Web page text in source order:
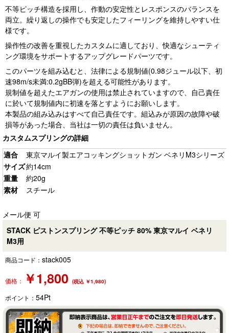
不等ピッチ構造を採用し、作動の安定性とレスポンスのバランスを
両立。繰り返しの操作でも安定したフィーリングを維持しやすい仕
様です。
操作性の改善を重視したカスタムに適しており、快適なシューティ
ング環境をサポートするアップグレードパーツです。
このパーツを組み込むと、法律による規制値(0.98ジュール以下、初
速98m/s未満:0.2gBB弾)を超える可能性があります。
規制値を超えたエアガンの使用は禁止されていますので、自己責任
に於いて規制値内に初速を落とすようにお願いします。
本製品の組み込みはすべて自己責任です。組込みが原因の故障や破
損等があった場合、当社は一切の責任は負いません。
カスタムスプリングの詳細
適合
東京マルイ製エアコッキングショットガン ベネリM3シリーズ
サイズ約14cm
重量
約20g
素材
スチール
メール便 可
STACK ピストンスプリング 不等ピッチ 80% 東京マルイ ベネリ
M3用
商品コード： stack005
価格： ￥1,800 (税込 ￥1,980)
ポイント： 54Pt